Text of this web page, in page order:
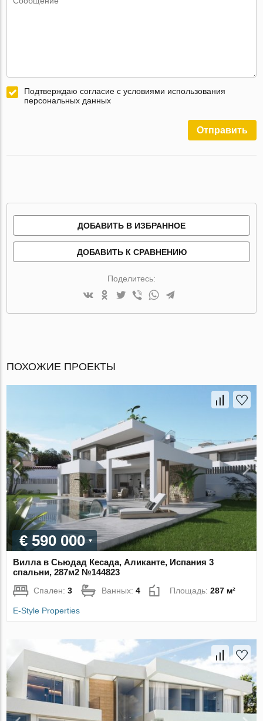
Подтверждаю согласие с условиями использования
персональных данных
Отправить
ДОБАВИТЬ В ИЗБРАННОЕ
ДОБАВИТЬ К СРАВНЕНИЮ
Поделитесь:
ПОХОЖИЕ ПРОЕКТЫ
€ 590 000
Вилла в Сьюдад Кесада, Аликанте, Испания 3
спальни, 287м2 №144823
Спален:3 Ванных:4 Площадь:287 м²
E-Style Properties